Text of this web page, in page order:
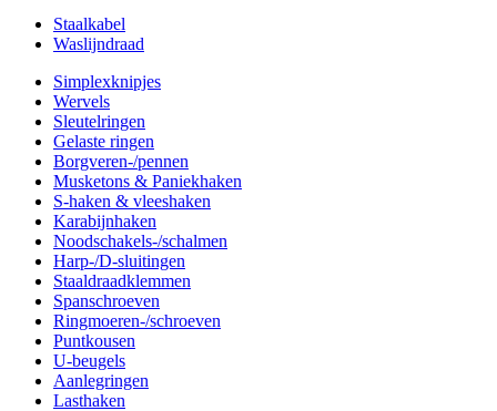
Staalkabel
Waslijndraad
Simplexknipjes
Wervels
Sleutelringen
Gelaste ringen
Borgveren-/pennen
Musketons & Paniekhaken
S-haken & vleeshaken
Karabijnhaken
Noodschakels-/schalmen
Harp-/D-sluitingen
Staaldraadklemmen
Spanschroeven
Ringmoeren-/schroeven
Puntkousen
U-beugels
Aanlegringen
Lasthaken